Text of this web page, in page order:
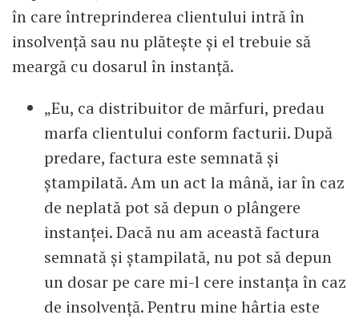
în care întreprinderea clientului intră în
insolvență sau nu plătește și el trebuie să
meargă cu dosarul în instanță.
„Eu, ca distribuitor de mărfuri, predau
marfa clientului conform facturii. După
predare, factura este semnată și
ștampilată. Am un act la mână, iar în caz
de neplată pot să depun o plângere
instanței. Dacă nu am această factura
semnată și ștampilată, nu pot să depun
un dosar pe care mi-l cere instanța în caz
de insolvență. Pentru mine hârtia este